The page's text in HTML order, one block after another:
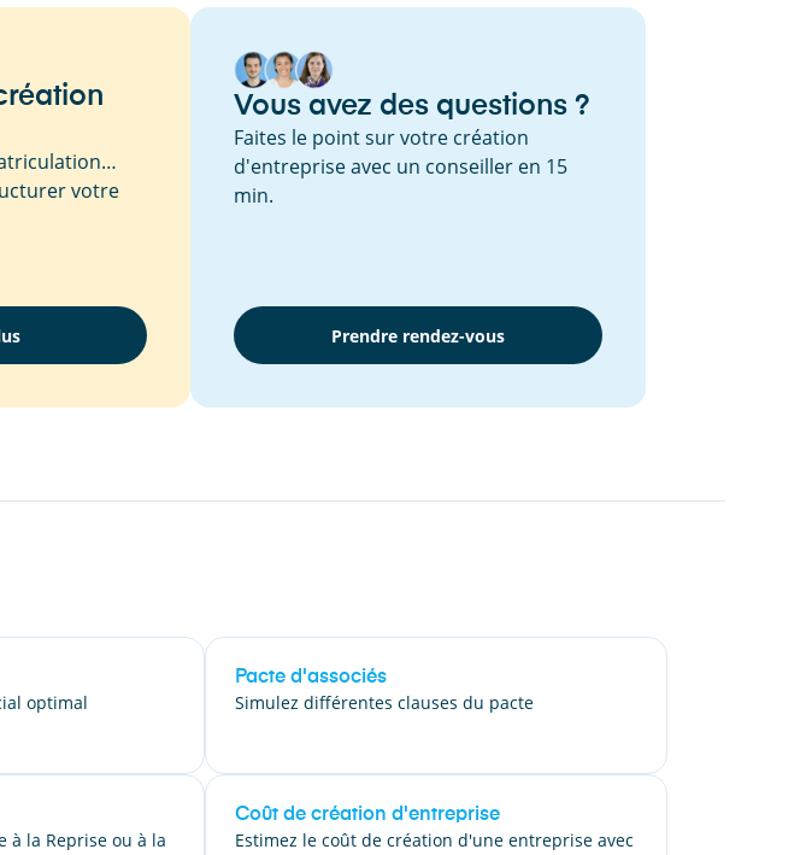
votre
Vous avez des questions ?
Faites le point sur votre création
d'entreprise avec un conseiller en 15
min.
Prendre rendez-vous
optimal
Pacte d'associés
Simulez différentes clauses du pacte
à la Reprise ou à la
Coût de création d'entreprise
Estimez le coût de création d'une entreprise avec